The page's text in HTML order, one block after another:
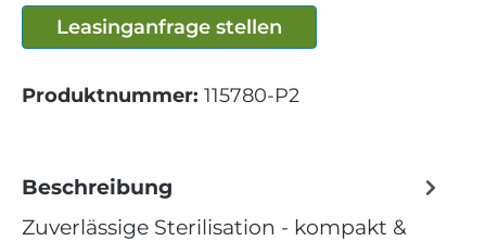
Leasinganfrage stellen
Produktnummer: 115780-P2
Beschreibung
Zuverlässige Sterilisation - kompakt &